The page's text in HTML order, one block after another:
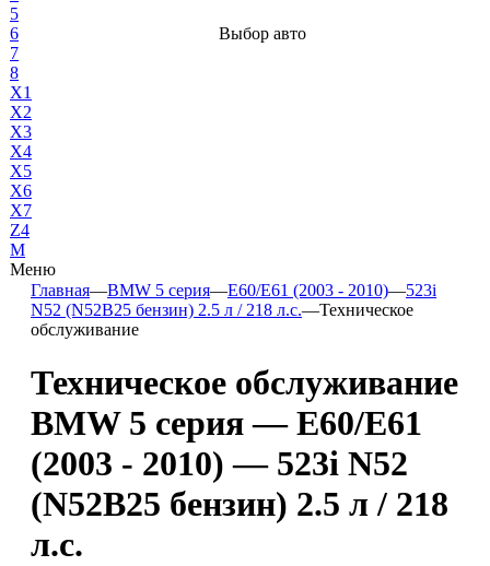
5
6
7
8
X1
X2
X3
X4
X5
X6
X7
Z4
М
Меню
Выбор авто
Главная—BMW 5 серия—E60/E61 (2003 - 2010)—523i
N52 (N52B25 бензин) 2.5 л / 218 л.с.—Техническое
обслуживание
Техническое обслуживание
BMW 5 серия — E60/E61
(2003 - 2010) — 523i N52
(N52B25 бензин) 2.5 л / 218
л.с.